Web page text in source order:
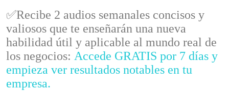
✅Recibe 2 audios semanales concisos y
valiosos que te enseñarán una nueva
habilidad útil y aplicable al mundo real de
los negocios: Accede GRATIS por 7 días y
empieza ver resultados notables en tu
empresa.